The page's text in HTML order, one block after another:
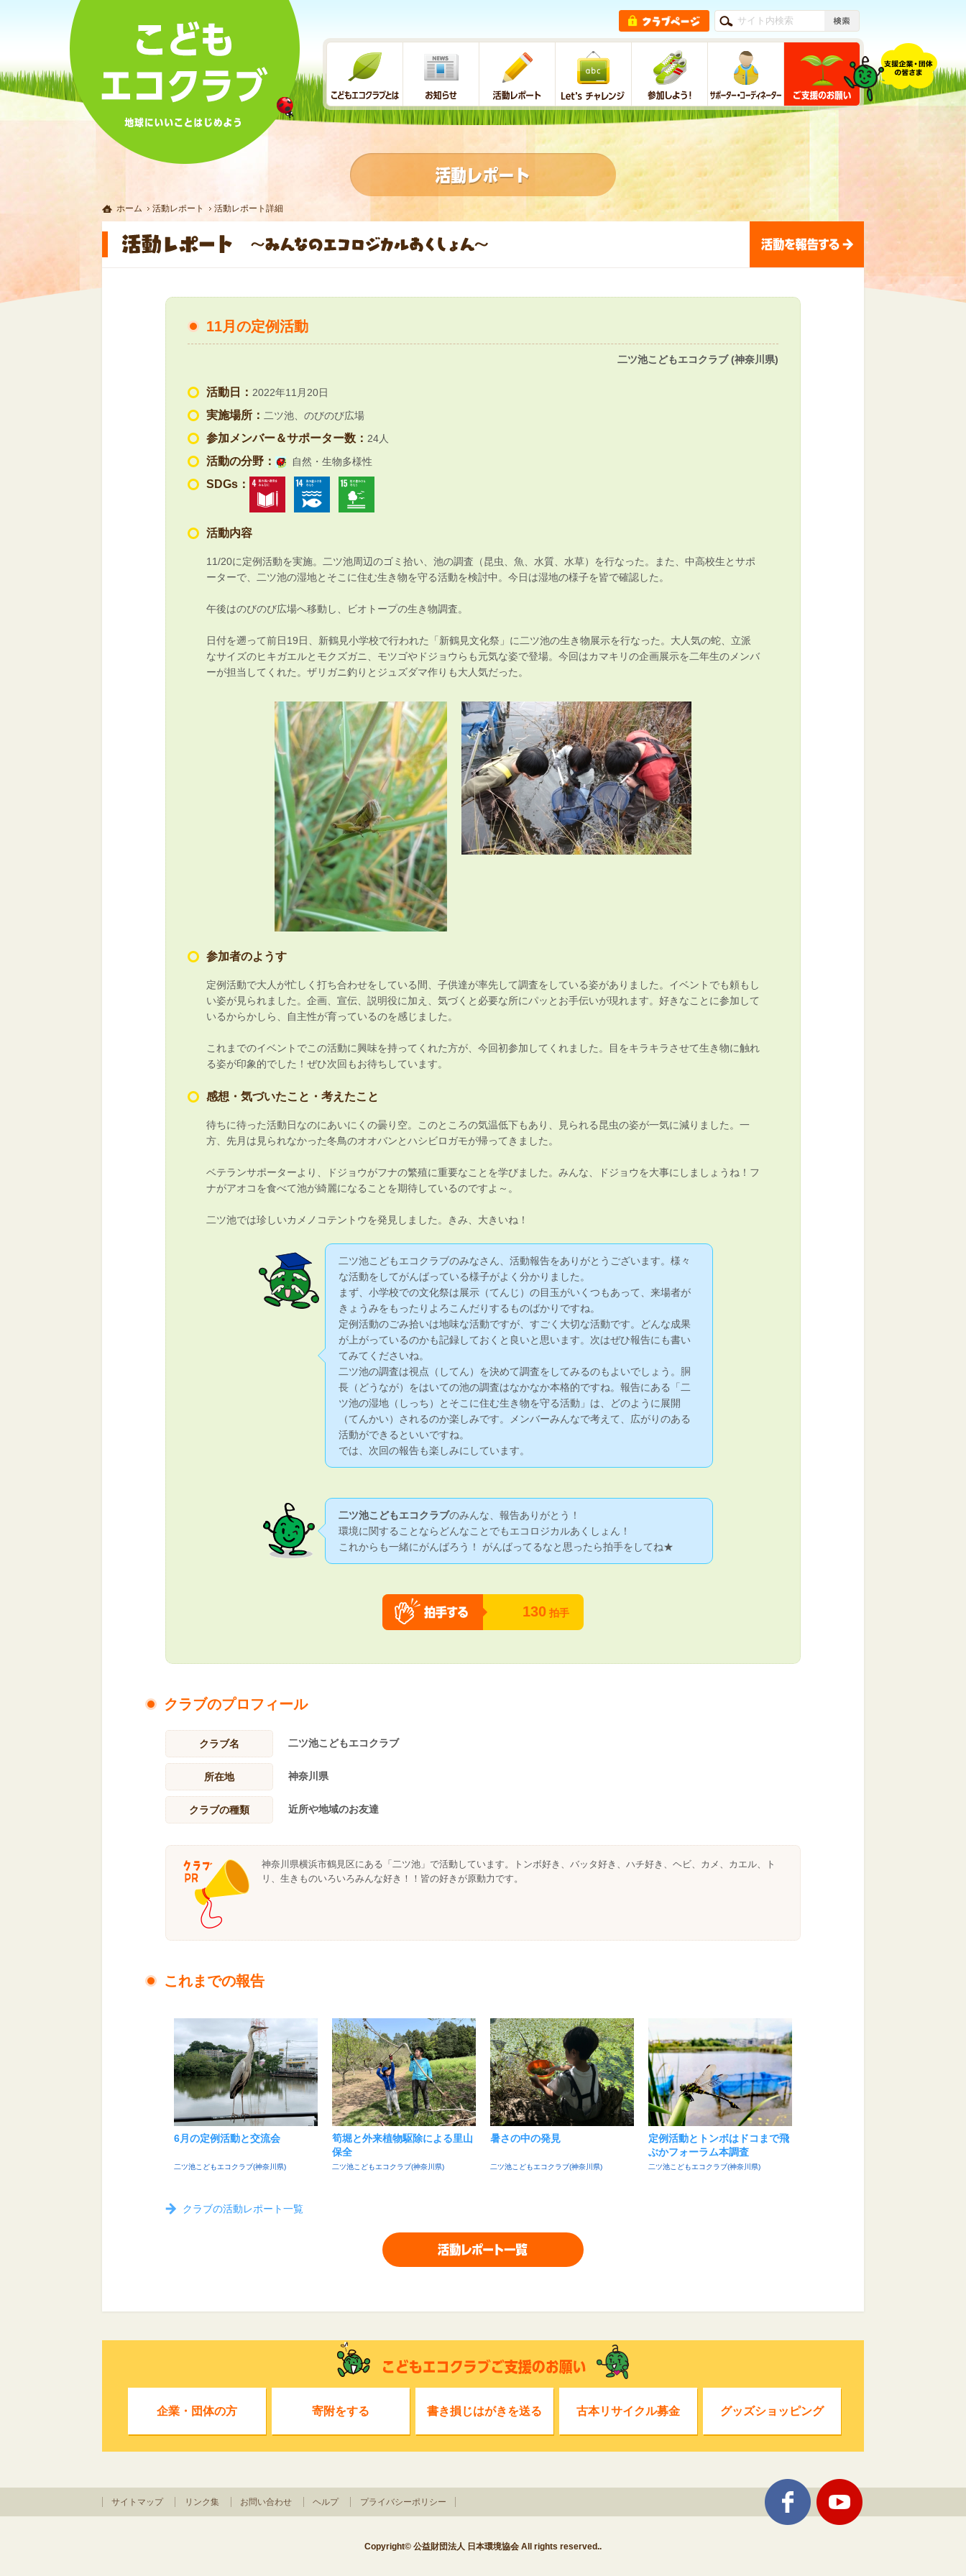
ホーム 活動レポート 活動レポート詳細
11月の定例活動
二ツ池こどもエコクラブ (神奈川県)
活動日： 2022年11月20日
実施場所： 二ツ池、のびのび広場
参加メンバー＆サポーター数： 24人
活動の分野： 自然・生物多様性
SDGs：
活動内容
11/20に定例活動を実施。二ツ池周辺のゴミ拾い、池の調査（昆虫、魚、水質、水草）を行なった。また、中高校生とサポ
ーターで、二ツ池の湿地とそこに住む生き物を守る活動を検討中。今日は湿地の様子を皆で確認した。
午後はのびのび広場へ移動し、ビオトープの生き物調査。
日付を遡って前日19日、新鶴見小学校で行われた「新鶴見文化祭」に二ツ池の生き物展示を行なった。大人気の蛇、立派
なサイズのヒキガエルとモクズガニ、モツゴやドジョウらも元気な姿で登場。今回はカマキリの企画展示を二年生のメンバ
ーが担当してくれた。ザリガニ釣りとジュズダマ作りも大人気だった。
参加者のようす
定例活動で大人が忙しく打ち合わせをしている間、子供達が率先して調査をしている姿がありました。イベントでも頼もし
い姿が見られました。企画、宣伝、説明役に加え、気づくと必要な所にパッとお手伝いが現れます。好きなことに参加して
いるからかしら、自主性が育っているのを感じました。
これまでのイベントでこの活動に興味を持ってくれた方が、今回初参加してくれました。目をキラキラさせて生き物に触れ
る姿が印象的でした！ぜひ次回もお待ちしています。
感想・気づいたこと・考えたこと
待ちに待った活動日なのにあいにくの曇り空。このところの気温低下もあり、見られる昆虫の姿が一気に減りました。一
方、先月は見られなかった冬鳥のオオバンとハシビロガモが帰ってきました。
ベテランサポーターより、ドジョウがフナの繁殖に重要なことを学びました。みんな、ドジョウを大事にしましょうね！フ
ナがアオコを食べて池が綺麗になることを期待しているのですよ～。
二ツ池では珍しいカメノコテントウを発見しました。きみ、大きいね！
二ツ池こどもエコクラブのみなさん、活動報告をありがとうございます。様々
な活動をしてがんばっている様子がよく分かりました。
まず、小学校での文化祭は展示（てんじ）の目玉がいくつもあって、来場者が
きょうみをもったりよろこんだりするものばかりですね。
定例活動のごみ拾いは地味な活動ですが、すごく大切な活動です。どんな成果
が上がっているのかも記録しておくと良いと思います。次はぜひ報告にも書い
てみてくださいね。
二ツ池の調査は視点（してん）を決めて調査をしてみるのもよいでしょう。胴
長（どうなが）をはいての池の調査はなかなか本格的ですね。報告にある「二
ツ池の湿地（しっち）とそこに住む生き物を守る活動」は、どのように展開
（てんかい）されるのか楽しみです。メンバーみんなで考えて、広がりのある
活動ができるといいですね。
では、次回の報告も楽しみにしています。
二ツ池こどもエコクラブのみんな、報告ありがとう！
環境に関することならどんなことでもエコロジカルあくしょん！
これからも一緒にがんばろう！ がんばってるなと思ったら拍手をしてね★
130 拍手
クラブのプロフィール
クラブ名 二ツ池こどもエコクラブ
所在地 神奈川県
クラブの種類 近所や地域のお友達
神奈川県横浜市鶴見区にある「二ツ池」で活動しています。トンボ好き、バッタ好き、ハチ好き、ヘビ、カメ、カエル、ト
リ、生きものいろいろみんな好き！！皆の好きが原動力です。
これまでの報告
6月の定例活動と交流会
二ツ池こどもエコクラブ(神奈川県)
筍堀と外来植物駆除による里山
保全
二ツ池こどもエコクラブ(神奈川県)
暑さの中の発見
二ツ池こどもエコクラブ(神奈川県)
定例活動とトンボはドコまで飛
ぶかフォーラム本調査
二ツ池こどもエコクラブ(神奈川県)
クラブの活動レポート一覧
企業・団体の方 寄附をする 書き損じはがきを送る 古本リサイクル募金 グッズショッピング
サイトマップ リンク集 お問い合わせ ヘルプ プライバシーポリシー
Copyright© 公益財団法人 日本環境協会 All rights reserved..